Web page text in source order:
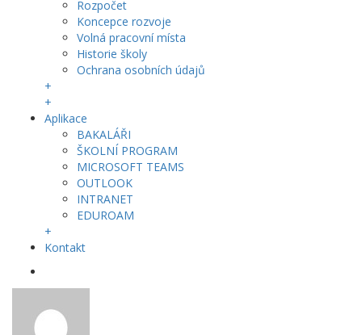
Rozpočet
Koncepce rozvoje
Volná pracovní místa
Historie školy
Ochrana osobních údajů
+
+
Aplikace
BAKALÁŘI
ŠKOLNÍ PROGRAM
MICROSOFT TEAMS
OUTLOOK
INTRANET
EDUROAM
+
Kontakt